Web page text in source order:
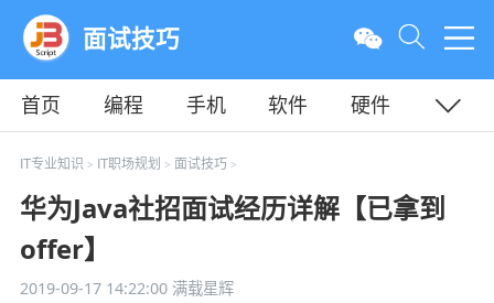
面试技巧
首页 编程 手机 软件
硬件
教程
平面 服务器
IT专业知识 > IT职场规划 > 面试技巧 >
华为Java社招面试经历详解【已拿到
offer】
2019-09-17 14:22:00满载星辉